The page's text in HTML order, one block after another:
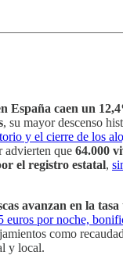
España caen un
, su mayor descenso
y el cierre de los
advierten que 64.000
el registro estatal,
avanzan en la
euros por noche,
como
y local.